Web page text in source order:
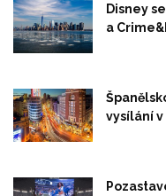
Disney
a
vysílání